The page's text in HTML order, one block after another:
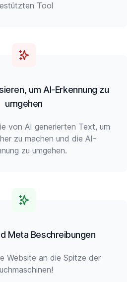
Tool
um AI-Erkennung zu
umgehen
von AI generierten Text, um
zu machen und die AI-
zu umgehen.
Meta Beschreibungen
Website an die Spitze der